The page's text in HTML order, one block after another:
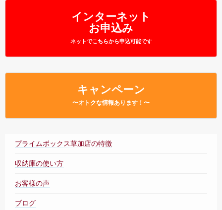
– User guide –
サイズ料金
店舗内案内
– Agreement –
インターネット
お申込み
ネットでこちらから申込可能です
キャンペーン
〜オトクな情報あります！〜
プライムボックス草加店の特徴
収納庫の使い方
お客様の声
ブログ